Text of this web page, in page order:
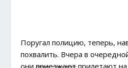
Поругал полицию, теперь,
похвалить. Вчера в
ониприезжаютприлетают на